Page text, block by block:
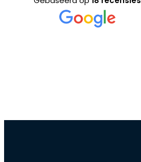
hele leuke, geschoolde trainers!